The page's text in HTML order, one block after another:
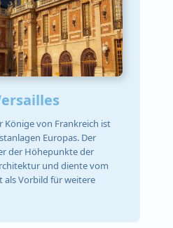
Könige von Frankreich ist
Europas. Der
der Höhepunkte der
und diente vom
als Vorbild für weitere